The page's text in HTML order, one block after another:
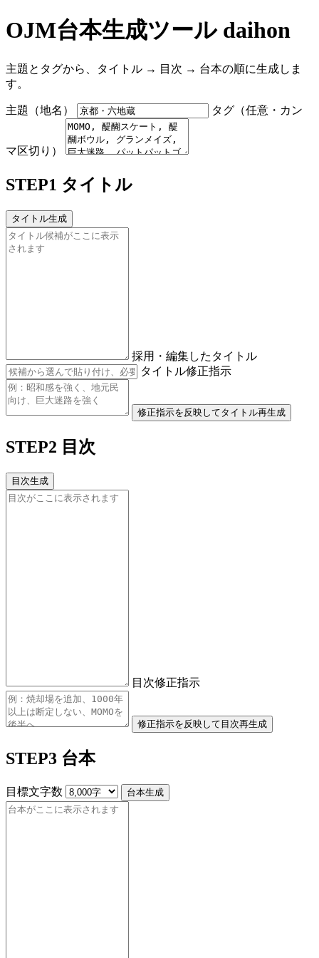
OJM台本生成ツール daihon
主題とタグから、タイトル → 目次 → 台本の順に生成しま
す。
主題（地名） タグ（任意・カン
マ区切り）
STEP1 タイトル
タイトル生成
採用・編集したタイトル
タイトル修正指示
修正指示を反映してタイトル再生成
STEP2 目次
目次生成
目次修正指示
修正指示を反映して目次再生成
STEP3 台本
目標文字数 台本生成